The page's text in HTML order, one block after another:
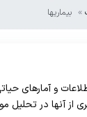
بیماریها
و آمارهای
از آنها در تحلیل